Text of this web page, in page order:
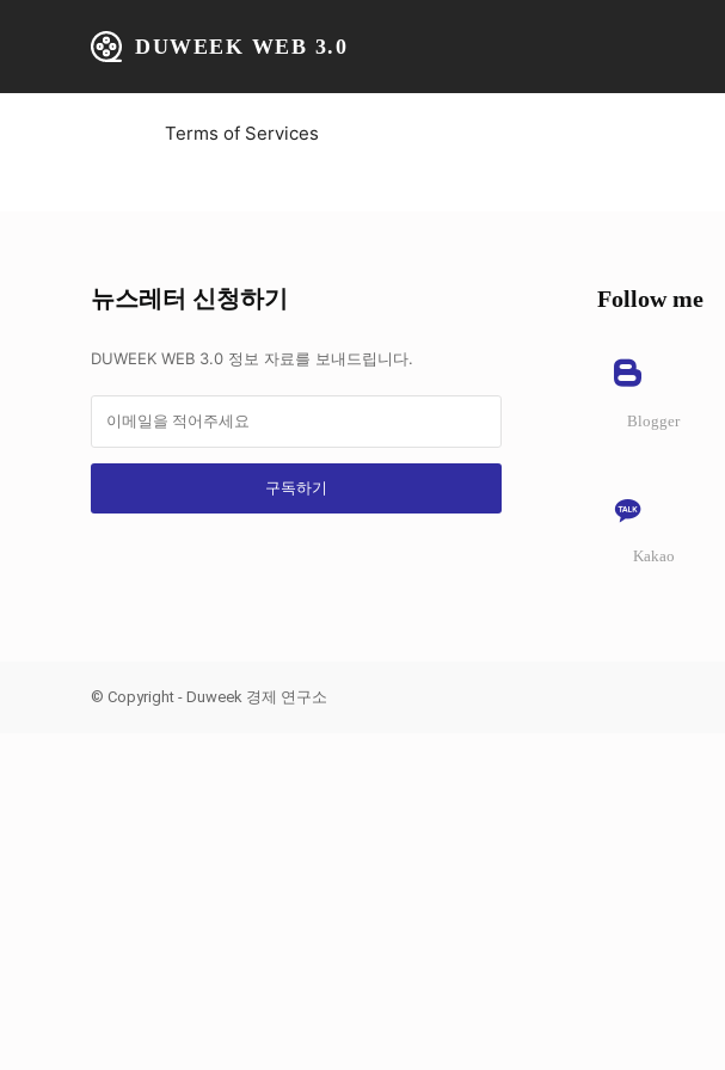
DUWEEK WEB 3.0
Home Member TOS Page
Terms of Services
뉴스레터 신청하기
DUWEEK WEB 3.0 정보 자료를 보내드립니다.
구독하기
Follow me
Blogger
Kakao
© Copyright - Duweek 경제 연구소